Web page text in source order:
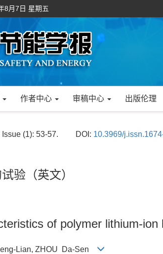
8月7日 星期五
作者中心 审稿中心 出版伦理
Issue (1): 53-57. DOI: 10.3969/
验（英文）
of polymer lithium-ion
Lian, ZHOU Da-Sen